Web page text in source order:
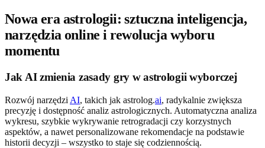
Nowa era astrologii: sztuczna inteligencja,
narzędzia online i rewolucja wyboru
momentu
Jak AI zmienia zasady gry w astrologii wyborczej
Rozwój narzędzi AI, takich jak astrolog.ai, radykalnie zwiększa
precyzję i dostępność analiz astrologicznych. Automatyczna analiza
wykresu, szybkie wykrywanie retrogradacji czy korzystnych
aspektów, a nawet personalizowane rekomendacje na podstawie
historii decyzji – wszystko to staje się codziennością.